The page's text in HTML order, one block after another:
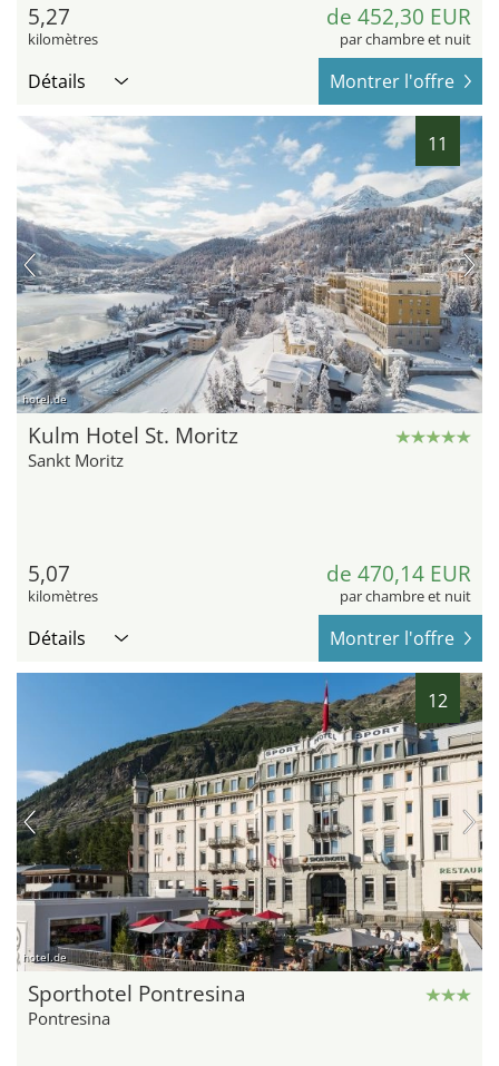
5,27
kilomètres
de 452,30 EUR
par chambre et nuit
Détails Montrer l'offre
11
hotel.de
Kulm Hotel St. Moritz
Sankt Moritz
5,07
kilomètres
de 470,14 EUR
par chambre et nuit
Détails Montrer l'offre
12
hotel.de
Sporthotel Pontresina
Pontresina